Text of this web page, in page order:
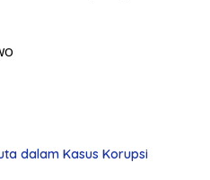
dalam Kasus Korupsi